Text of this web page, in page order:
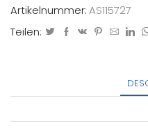
Artikelnummer:AS115727
Teilen: